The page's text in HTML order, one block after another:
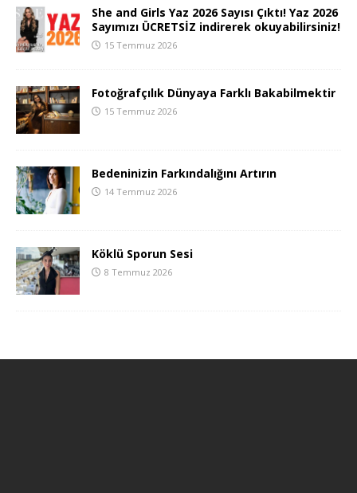
She and Girls Yaz 2026 Sayısı Çıktı! Yaz 2026
Sayımızı ÜCRETSİZ indirerek okuyabilirsiniz!
15 Temmuz 2026
Fotoğrafçılık Dünyaya Farklı Bakabilmektir
15 Temmuz 2026
Bedeninizin Farkındalığını Artırın
14 Temmuz 2026
Köklü Sporun Sesi
8 Temmuz 2026